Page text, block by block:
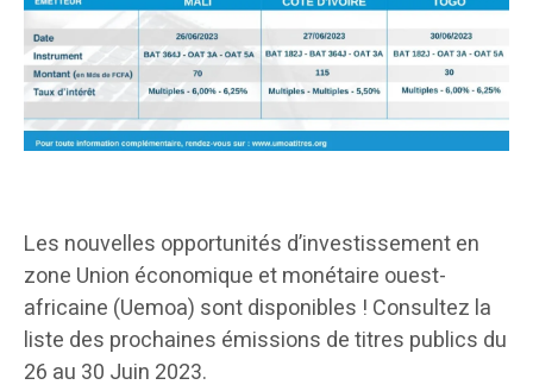
Les nouvelles opportunités d’investissement en
zone Union économique et monétaire ouest-
africaine (Uemoa) sont disponibles ! Consultez la
liste des prochaines émissions de titres publics du
26 au 30 Juin 2023.